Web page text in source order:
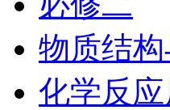
物质结
化学反